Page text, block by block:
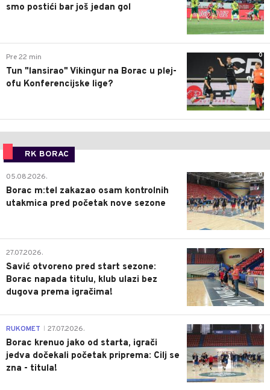
smo postići bar još jedan gol
0
Pre 22 min
Tun "lansirao" Vikingur na Borac u plej-
ofu Konferencijske lige?
RK BORAC
0
05.08.2026.
Borac m:tel zakazao osam kontrolnih
utakmica pred početak nove sezone
0
27.07.2026.
Savić otvoreno pred start sezone:
Borac napada titulu, klub ulazi bez
dugova prema igračima!
0
RUKOMET 27.07.2026.
Borac krenuo jako od starta, igrači
jedva dočekali početak priprema: Cilj se
zna - titula!